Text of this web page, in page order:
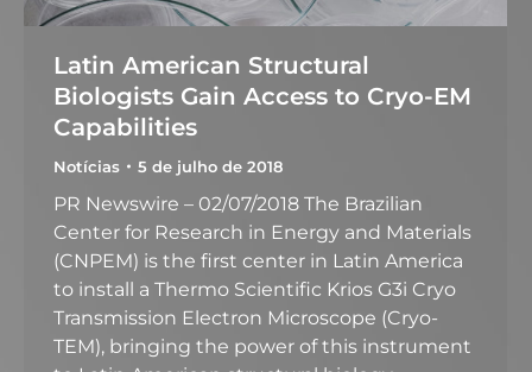
Latin American Structural
Biologists Gain Access to Cryo-EM
Capabilities
Notícias 5 de julho de 2018
PR Newswire – 02/07/2018 The Brazilian
Center for Research in Energy and Materials
(CNPEM) is the first center in Latin America
to install a Thermo Scientific Krios G3i Cryo
Transmission Electron Microscope (Cryo-
TEM), bringing the power of this instrument